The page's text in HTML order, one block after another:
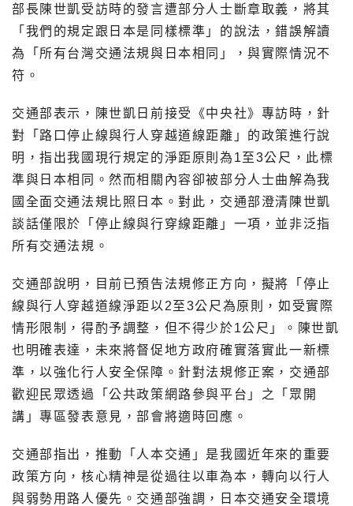
部長陳世凱受訪時的發言遭部分人士斷章取義，將其
「我們的規定跟日本是同樣標準」的說法，錯誤解讀
為「所有台灣交通法規與日本相同」，與實際情況不
符。
交通部表示，陳世凱日前接受《中央社》專訪時，針
對「路口停止線與行人穿越道線距離」的政策進行說
明，指出我國現行規定的淨距原則為1至3公尺，此標
準與日本相同。然而相關內容卻被部分人士曲解為我
國全面交通法規比照日本。對此，交通部澄清陳世凱
談話僅限於「停止線與行穿線距離」一項，並非泛指
所有交通法規。
交通部說明，目前已預告法規修正方向，擬將「停止
線與行人穿越道線淨距以2至3公尺為原則，如受實際
情形限制，得酌予調整，但不得少於1公尺」。陳世凱
也明確表達，未來將督促地方政府確實落實此一新標
準，以強化行人安全保障。針對法規修正案，交通部
歡迎民眾透過「公共政策網路參與平台」之「眾開
講」專區發表意見，部會將適時回應。
交通部指出，推動「人本交通」是我國近年來的重要
政策方向，核心精神是從過往以車為本，轉向以行人
與弱勢用路人優先。交通部強調，日本交通安全環境